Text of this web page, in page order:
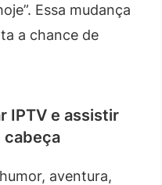
Essa mudança
a chance de
IPTV e assistir
cabeça
humor, aventura,